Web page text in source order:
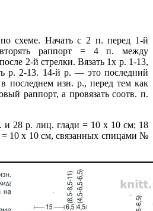
по схеме. Начать с 2 п. перед 1-й
раппорт = 4 п. между
2-й стрелки. Вязать 1х р. 1-13,
р. 2-13. 14-й р. — это последний
последнем изн. р., перед тем как
раппорт, а провязать соотв. п.
и 28 р. лиц. глади = 10 х 10 см; 18
10 х 10 см, связанных спицами №